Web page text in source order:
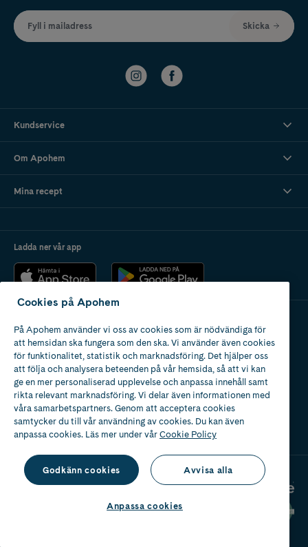
Fyll i mailadress Skicka
Kundservice
Om Apohem
Mina recept
Ladda ner vår app
Apotek med tillstånd
av Läkemedelsverket
2024
Cookies på Apohem
På Apohem använder vi oss av cookies som är nödvändiga för
att hemsidan ska fungera som den ska. Vi använder även cookies
för funktionalitet, statistik och marknadsföring. Det hjälper oss
att följa och analysera beteenden på vår hemsida, så att vi kan
ge en mer personaliserad upplevelse och anpassa innehåll samt
rikta relevant marknadsföring. Vi delar även informationen med
våra samarbetspartners. Genom att acceptera cookies
samtycker du till vår användning av cookies. Du kan även
anpassa cookies. Läs mer under vårCookie Policy
Godkänn cookies Avvisa alla
Anpassa cookies